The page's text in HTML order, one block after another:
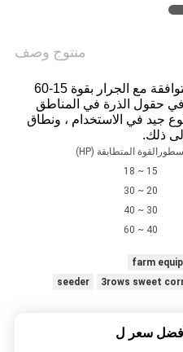
منتوج وصف
سماد غراس الذرة ، آلة زراعة متوافقة مع الجرار بقوة 15-60
حقول الذرة في المناطق
جيد في الاستخدام ، ونطاق
ذلك.
القوة المتطابقة (HP)
15 ~ 18
20 ~ 30
30 ~ 40
40 ~ 60
farm
3rows sweet
seeder
سعر ل